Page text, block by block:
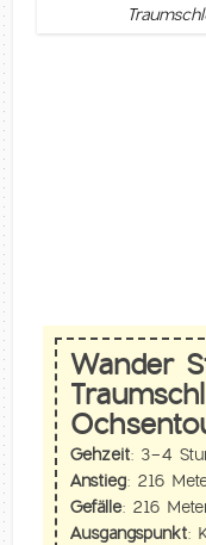
Wander
Gehzeit: 3-4
Anstieg: 216
Gefälle: 216
Ausgangspunkt: